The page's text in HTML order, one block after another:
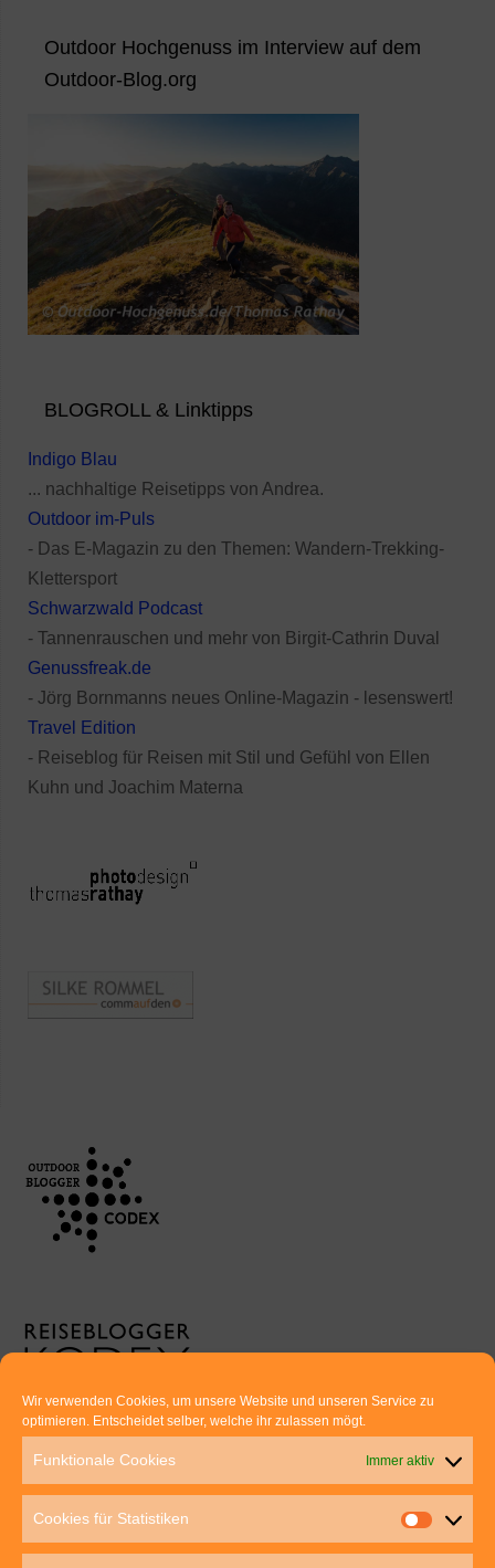
Wir verwenden Cookies, um unsere Website und unseren Service zu
optimieren. Entscheidet selber, welche ihr zulassen mögt.
Funktionale Cookies Immer aktiv
Cookies für Statistiken
Outdoor Hochgenuss im Interview auf dem
Outdoor-Blog.org
BLOGROLL & Linktipps
Indigo Blau
... nachhaltige Reisetipps von Andrea.
Outdoor im-Puls
- Das E-Magazin zu den Themen: Wandern-Trekking-
Klettersport
Schwarzwald Podcast
- Tannenrauschen und mehr von Birgit-Cathrin Duval
Genussfreak.de
- Jörg Bornmanns neues Online-Magazin - lesenswert!
Travel Edition
- Reiseblog für Reisen mit Stil und Gefühl von Ellen
Kuhn und Joachim Materna
Euer direkter Draht zu uns:
Thomas Rathay und Silke Rommel
70563 Stuttgart